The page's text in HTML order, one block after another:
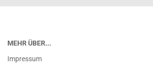
MEHR ÜBER...
Impressum